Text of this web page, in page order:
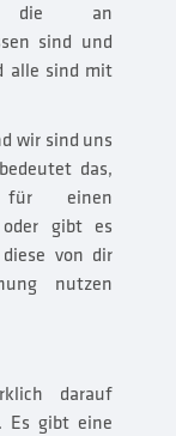
die an
sind und
alle sind mit
wir sind uns
das,
einen
oder gibt es
von dir
nutzen
darauf
Es gibt eine